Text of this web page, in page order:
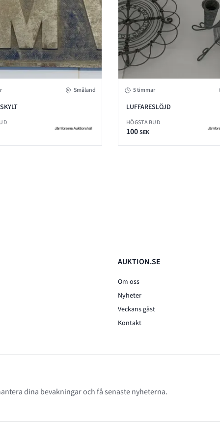
Småland 5 timmar
LUFFARESLÖJD
HÖGSTA BUD
100SEK
AUKTION.SE
Om oss
Nyheter
Veckans gäst
Kontakt
dina bevakningar och få senaste nyheterna.